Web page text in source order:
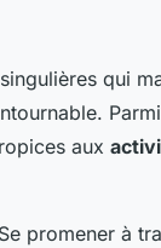
qui
aux
promener à